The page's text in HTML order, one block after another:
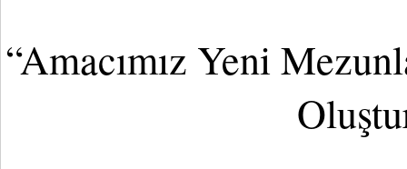
“Amacımız Yeni